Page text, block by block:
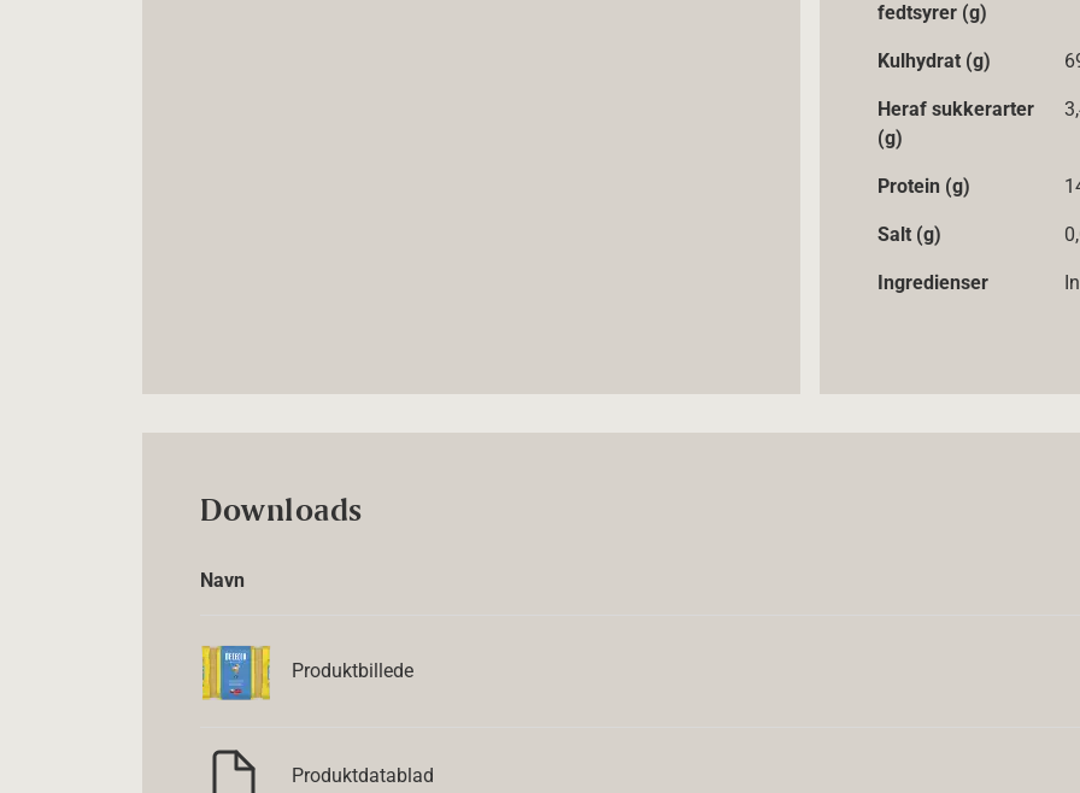
fedtsyrer (g)
Kulhydrat (g)
Heraf sukkerarter
(g)
Protein (g)
Salt (g)
Ingredienser
Downloads
Navn
Produktbillede
Produktdatablad